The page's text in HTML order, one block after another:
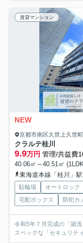
賃貸マンション
NEW
京都市南区久世上久世町
クラルテ桂川
9.9万円 管理/共益費
40.06㎡～40.51㎡
東海道本線「桂川」
駐輪場 オートロック
宅配ボックス
防犯カ
令和5年７月完成の「築
スペックな「セキュリテ